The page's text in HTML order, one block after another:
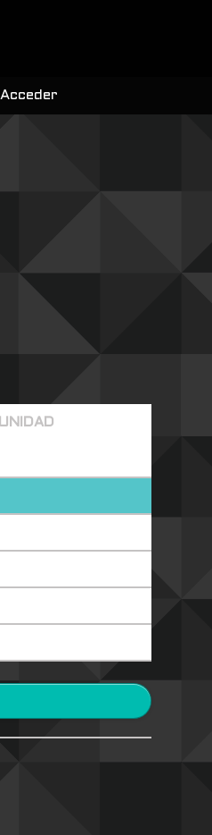
Acceder